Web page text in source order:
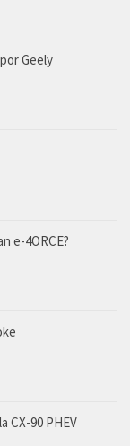
Geely
e-4ORCE?
CX-90 PHEV